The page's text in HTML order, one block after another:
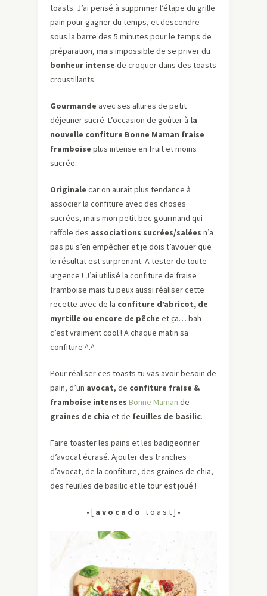
toasts. J’ai pensé à supprimer l’étape du grille
pain pour gagner du temps, et descendre
sous la barre des 5 minutes pour le temps de
préparation, mais impossible de se priver du
bonheur intense de croquer dans des toasts
croustillants.
Gourmande avec ses allures de petit
déjeuner sucré. L’occasion de goûter à la
nouvelle confiture Bonne Maman fraise
framboise plus intense en fruit et moins
sucrée.
Originale car on aurait plus tendance à
associer la confiture avec des choses
sucrées, mais mon petit bec gourmand qui
raffole des associations sucrées/salées n’a
pas pu s’en empêcher et je dois t’avouer que
le résultat est surprenant. A tester de toute
urgence ! J’ai utilisé la confiture de fraise
framboise mais tu peux aussi réaliser cette
recette avec de la confiture d’abricot, de
myrtille ou encore de pêche et ça… bah
c’est vraiment cool ! A chaque matin sa
confiture ^.^
Pour réaliser ces toasts tu vas avoir besoin de
pain, d’un avocat, de confiture fraise &
framboise intenses Bonne Maman de
graines de chia et de feuilles de basilic.
Faire toaster les pains et les badigeonner
d’avocat écrasé. Ajouter des tranches
d’avocat, de la confiture, des graines de chia,
des feuilles de basilic et le tour est joué !
• [ a v o c a d o t o a s t ] •